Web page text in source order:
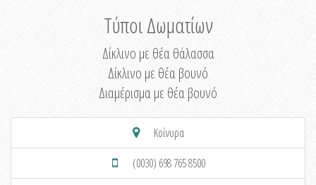
Τύποι Δωματίων
Δίκλινο με θέα θάλασσα
Δίκλινο με θέα βουνό
Διαμέρισμα με θέα βουνό
Κοίνυρα
(0030) 698 765 8500